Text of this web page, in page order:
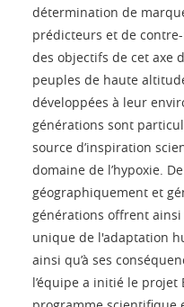
détermination de
prédicteurs et de
des objectifs de cet axe
peuples de haute
développées à leur
générations sont
source d’inspiration
domaine de l’hypoxie.
géographiquement et
générations offrent
unique de l'adaptation
ainsi qu’à ses
l’équipe a initié le projet